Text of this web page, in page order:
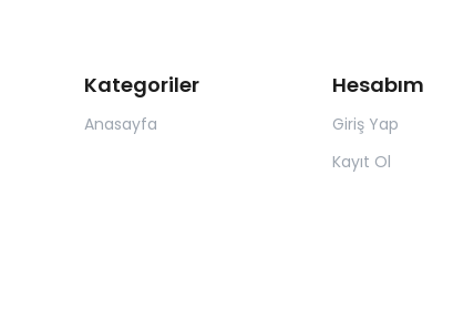
Kategoriler
Anasayfa
Hesabım
Giriş Yap
Kayıt Ol